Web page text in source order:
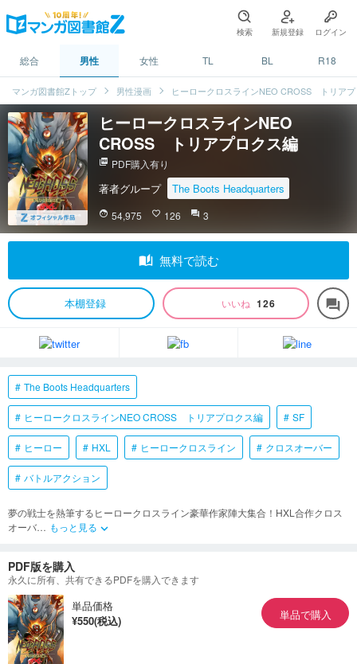
検索 新規登録 ログイン
総合 男性 女性 TL BL R18
マンガ図書館Zトップ 男性漫画 ヒーロークロスラインNEO CROSS トリア
ヒーロークロスラインNEO
CROSS トリアプロクス編
picture_as_pdf PDF購入有り
著者グループ The Boots Headquarters
face 54,975 favorite_border 126 question_answer 3
auto_stories 無料で読む
本棚登録 いいね 126 forum
The Boots Headquarters
ヒーロークロスラインNEO CROSS トリアプロクス編 SF
ヒーロー HXL ヒーロークロスライン クロスオーバー
バトルアクション
夢の戦士を熱筆するヒーロークロスライン豪華作家陣大集合！HXL合作クロス
オーバ… もっと見る keyboard_arrow_down
PDF版を購入
永久に所有、共有できるPDFを購入できます
単品価格
¥550(税込)
単品で購入